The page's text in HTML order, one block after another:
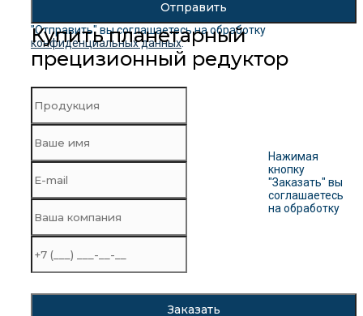
"Отправить" вы соглашаетесь на обработку
конфиденциальных данных.
Купить планетарный
прецизионный редуктор
Нажимая
кнопку
"Заказать" вы
соглашаетесь
на обработку